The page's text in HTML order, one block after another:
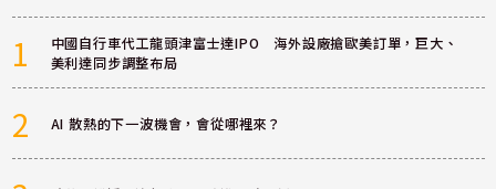
1
中國自行車代工龍頭津富士達IPO 海外設廠搶歐美訂單，巨大、
美利達同步調整布局
2 AI 散熱的下一波機會，會從哪裡來？